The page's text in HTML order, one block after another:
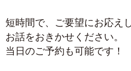
短時間で、ご要望にお応え
お話をおきかせください。
当日のご予約も可能です！